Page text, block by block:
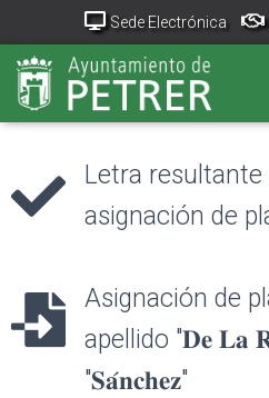
Sede Electrónica
Portal Transparencia
Canal de
Letra
asignación de
Asignación de
apellido "𝐃𝐞 𝐋𝐚
"𝐒𝐚́𝐧𝐜𝐡𝐞𝐳"